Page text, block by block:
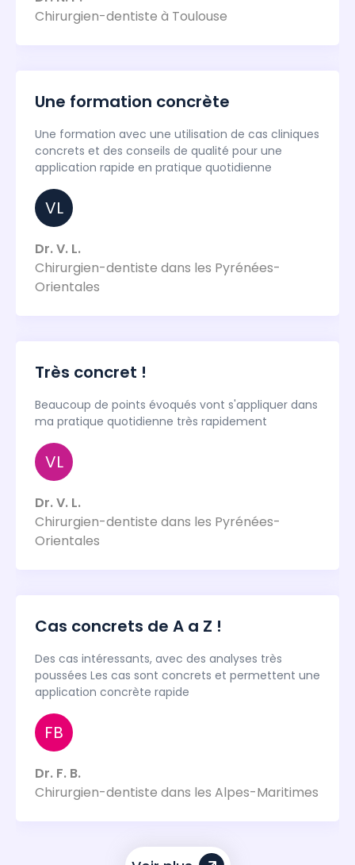
Chirurgien-dentiste à Toulouse
Une formation concrète
Une formation avec une utilisation de cas cliniques
concrets et des conseils de qualité pour une
application rapide en pratique quotidienne
VL
Dr. V. L.
Chirurgien-dentiste dans les Pyrénées-
Orientales
Très concret !
Beaucoup de points évoqués vont s'appliquer dans
ma pratique quotidienne très rapidement
VL
Dr. V. L.
Chirurgien-dentiste dans les Pyrénées-
Orientales
Cas concrets de A a Z !
Des cas intéressants, avec des analyses très
poussées Les cas sont concrets et permettent une
application concrète rapide
FB
Dr. F. B.
Chirurgien-dentiste dans les Alpes-Maritimes